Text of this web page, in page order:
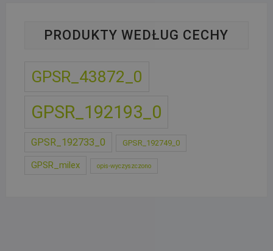
PRODUKTY WEDŁUG CECHY
GPSR_43872_0
GPSR_192193_0
GPSR_192733_0 GPSR_192749_0
GPSR_milex opis-wyczyszczono